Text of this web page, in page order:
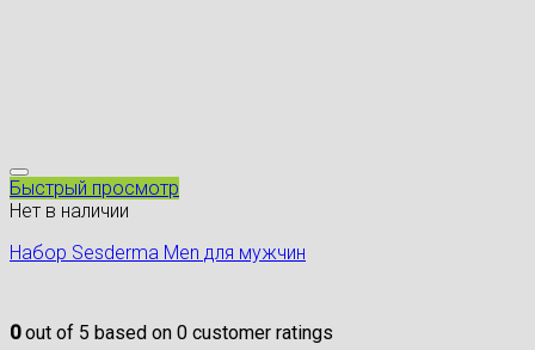
Быстрый просмотр
Нет в наличии
Набор Sesderma Men для мужчин
0out of 5 based on 0 customer ratings